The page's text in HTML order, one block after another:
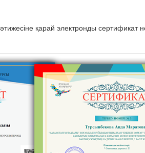
қарай электронды сертификат